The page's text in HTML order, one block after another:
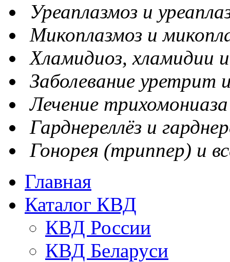
Уреаплазмоз и
Микоплазмоз и
Хламидиоз, хламидии
Заболевание уретрит
Лечение
Гарднереллёз и
Гонорея (триппер) и
Главная
Каталог КВД
КВД России
КВД Беларуси